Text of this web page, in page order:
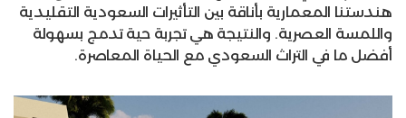
هندستنا المعمارية بأناقة بين التأثيرات السعودية التقليدية
واللمسة العصرية. والنتيجة هي تجربة حية تدمج بسهولة
أفضل ما في التراث السعودي مع الحياة المعاصرة.